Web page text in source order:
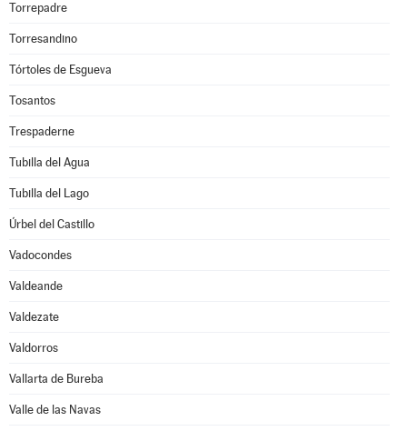
Torrepadre
Torresandino
Tórtoles de Esgueva
Tosantos
Trespaderne
Tubilla del Agua
Tubilla del Lago
Úrbel del Castillo
Vadocondes
Valdeande
Valdezate
Valdorros
Vallarta de Bureba
Valle de las Navas